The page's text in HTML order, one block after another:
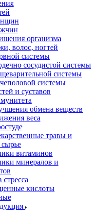
организма
волос, ногтей
системы
сосудистой системы
системы
системы
и суставов
обмена веществ
веса
травы и
сырье
витаминов
минералов и
кислоты